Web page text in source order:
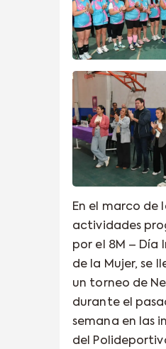
En el marco de
actividades
por el 8M – Día
de la Mujer, se
un torneo de
durante el
semana en las
del